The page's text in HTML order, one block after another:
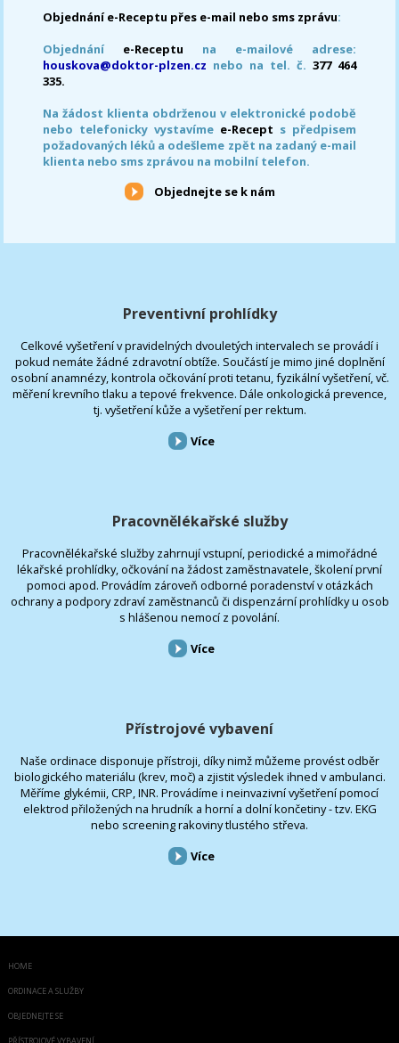
Objednání e-Receptu přes e-mail nebo sms zprávu:
Objednání e-Receptu na e-mailové adrese:
houskova@doktor-plzen.cz nebo na tel. č. 377 464
335.
Na žádost klienta obdrženou v elektronické podobě
nebo telefonicky vystavíme e-Recept s předpisem
požadovaných léků a odešleme zpět na zadaný e-mail
klienta nebo sms zprávou na mobilní telefon.
Objednejte se k nám
Preventivní prohlídky
Celkové vyšetření v pravidelných dvouletých intervalech se provádí i
pokud nemáte žádné zdravotní obtíže. Součástí je mimo jiné doplnění
osobní anamnézy, kontrola očkování proti tetanu, fyzikální vyšetření, vč.
měření krevního tlaku a tepové frekvence. Dále onkologická prevence,
tj. vyšetření kůže a vyšetření per rektum.
Více
Pracovnělékařské služby
Pracovnělékařské služby zahrnují vstupní, periodické a mimořádné
lékařské prohlídky, očkování na žádost zaměstnavatele, školení první
pomoci apod. Provádím zároveň odborné poradenství v otázkách
ochrany a podpory zdraví zaměstnanců či dispenzární prohlídky u osob
s hlášenou nemocí z povolání.
Více
Přístrojové vybavení
Naše ordinace disponuje přístroji, díky nimž můžeme provést odběr
biologického materiálu (krev, moč) a zjistit výsledek ihned v ambulanci.
Měříme glykémii, CRP, INR. Provádíme i neinvazivní vyšetření pomocí
elektrod přiložených na hrudník a horní a dolní končetiny - tzv. EKG
nebo screening rakoviny tlustého střeva.
Více
HOME
ORDINACE A SLUŽBY
OBJEDNEJTE SE
PŘÍSTROJOVÉ VYBAVENÍ